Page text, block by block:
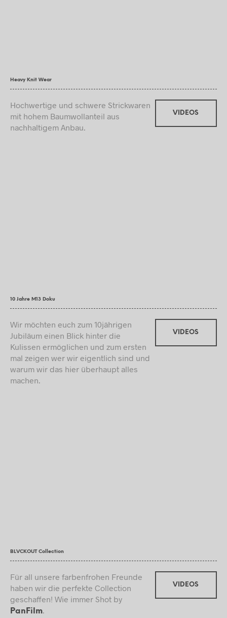
Heavy Knit Wear
Hochwertige und schwere Strickwaren
mit hohem Baumwollanteil aus
nachhaltigem Anbau.
VIDEOS
10 Jahre M13 Doku
Wir möchten euch zum 10jährigen
Jubiläum einen Blick hinter die
Kulissen ermöglichen und zum ersten
mal zeigen wer wir eigentlich sind und
warum wir das hier überhaupt alles
machen.
VIDEOS
BLVCKOUT Collection
Für all unsere farbenfrohen Freunde
haben wir die perfekte Collection
geschaffen! Wie immer Shot by
PanFilm.
VIDEOS